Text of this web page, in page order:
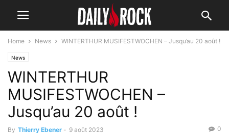
Home News WINTERTHUR MUSIFESTWOCHEN – Jusqu’au 20 août !
News
WINTERTHUR
MUSIFESTWOCHEN –
Jusqu’au 20 août !
By Thierry Ebener - 9 août 2023 0